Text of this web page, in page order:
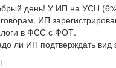
день! У ИП на УСН
ИП
в ФСС с ФОТ.
ли ИП подтверждать вид